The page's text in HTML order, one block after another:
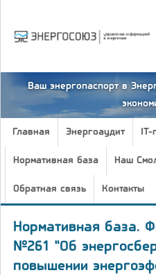
Ваш энергопаспорт в
Главная Энергоаудит IT-
Нормативная база Наш
Обратная связь Контакты
Нормативная база.
№261 "Об
повышении